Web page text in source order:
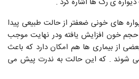
های خونی ضعفتر از حالت طبیعی پیدا
خون افزایش یافته ودر نهایت موجب
از بیماری ها هم امکان دارد که باعث
شوند . که این حالت به ندرت پیش می